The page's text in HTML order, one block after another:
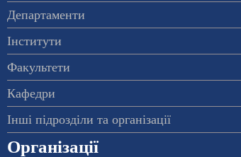
Департаменти
Інститути
Факультети
Кафедри
Інші підрозділи та організації
Організації